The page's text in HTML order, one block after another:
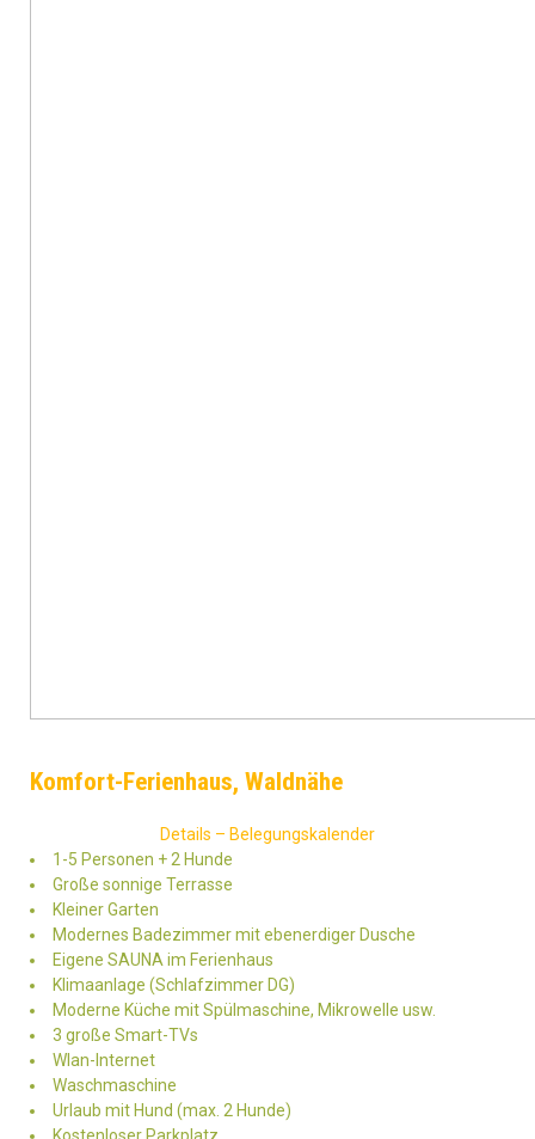
Komfort-Ferienhaus, Waldnähe
Details – Belegungskalender
1-5 Personen + 2 Hunde
Große sonnige Terrasse
Kleiner Garten
Modernes Badezimmer mit ebenerdiger Dusche
Eigene SAUNA im Ferienhaus
Klimaanlage (Schlafzimmer DG)
Moderne Küche mit Spülmaschine, Mikrowelle usw.
3 große Smart-TVs
Wlan-Internet
Waschmaschine
Urlaub mit Hund (max. 2 Hunde)
Kostenloser Parkplatz